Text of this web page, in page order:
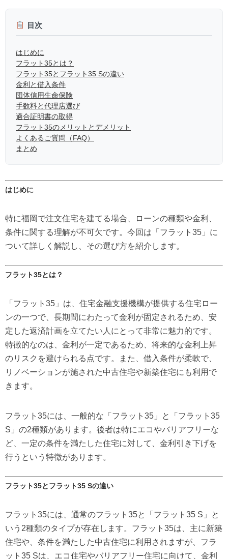
目次
はじめに
フラット35とは？
フラット35とフラット35 Sの違い
金利と借入条件
団体信用生命保険
手数料と代理店選び
適合証明書の取得
フラット35のメリットとデメリット
よくあるご質問（FAQ）
まとめ
はじめに
特に福岡で注文住宅を建てる場合、ローンの種類や金利、
条件に関する理解が不可欠です。今回は「フラット35」に
ついて詳しく解説し、その選び方を紹介します。
フラット35とは？
「フラット35」は、住宅金融支援機構が提供する住宅ロー
ンの一つで、長期間にわたって金利が固定されるため、安
定した返済計画を立てたい人にとって非常に魅力的です。
特徴的なのは、金利が一定であるため、将来的な金利上昇
のリスクを避けられる点です。また、借入条件が柔軟で、
リノベーションが施された中古住宅や新築住宅にも利用で
きます。
フラット35には、一般的な「フラット35」と「フラット35
S」の2種類があります。後者は特にエコやバリアフリーな
ど、一定の条件を満たした住宅に対して、金利引き下げを
行うという特徴があります。
フラット35とフラット35 Sの違い
フラット35には、通常のフラット35と「フラット35 S」と
いう2種類のタイプが存在します。フラット35は、主に新築
住宅や、条件を満たした中古住宅に利用されますが、フラ
ット35 Sは、エコ住宅やバリアフリー住宅に向けて、金利